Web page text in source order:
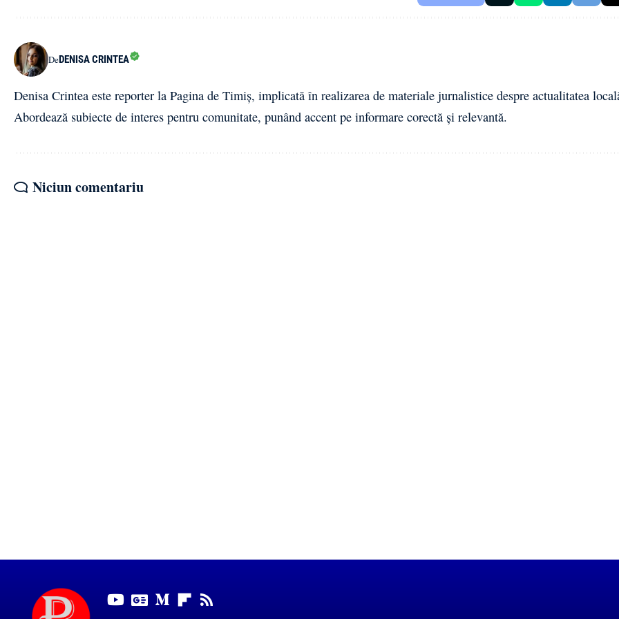
DeDENISA CRINTEA
Denisa Crintea este reporter la Pagina de Timiș, implicată în realizarea de materiale jurnalistice despre actualitatea
Abordează subiecte de interes pentru comunitate, punând accent pe informare corectă și relevantă.
Niciun comentariu